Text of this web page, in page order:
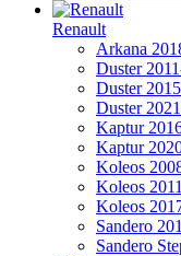
Renault
Arkana
Duster
Duster
Duster
Kaptur
Kaptur
Koleos
Koleos
Koleos
Sandero
Sandero